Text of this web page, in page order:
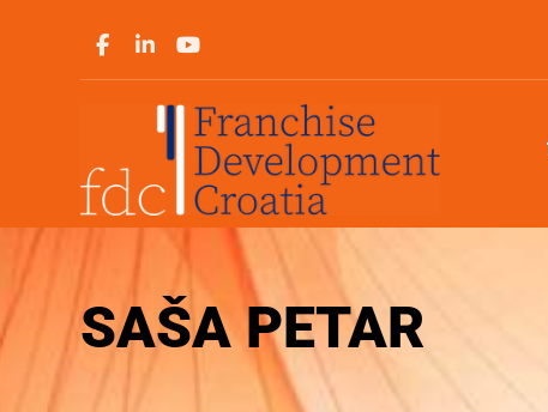
SAŠA PETAR